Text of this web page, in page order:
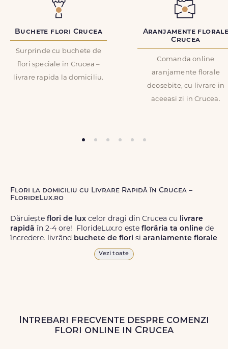
Buchete flori Crucea
Surprinde cu buchete de
flori speciale in Crucea –
livrare rapida la domiciliu.
Aranjamente
Crucea
Comanda online
aranjamente florale
deosebite, cu livrare in
aceeasi zi in Crucea.
Flori la domiciliu cu Livrare Rapidă în Crucea –
FlorideLux.ro
Dăruiește flori de lux celor dragi din Crucea cu livrare
rapidă în 2-4 ore! FlorideLux.ro este florăria ta online de
încredere, livrând buchete de flori și aranjamente florale
de calitate superioară în Crucea și în toată România.
Livrăm buchete de florichiar și în weekend, pentru ca tu
să poți adresa un gest frumos atunci când ai nevoie.
Vezi toate
Intrebari frecvente despre comenzi
flori online in Crucea